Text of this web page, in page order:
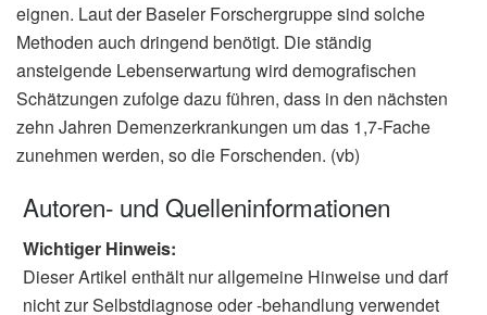
eignen. Laut der Baseler Forschergruppe sind solche
Methoden auch dringend benötigt. Die ständig
ansteigende Lebenserwartung wird demografischen
Schätzungen zufolge dazu führen, dass in den nächsten
zehn Jahren Demenzerkrankungen um das 1,7-Fache
zunehmen werden, so die Forschenden. (vb)
Autoren- und Quelleninformationen
Wichtiger Hinweis:
Dieser Artikel enthält nur allgemeine Hinweise und darf
nicht zur Selbstdiagnose oder -behandlung verwendet